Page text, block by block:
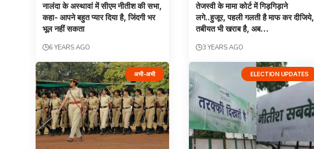
नालंदा के अस्थावां में सीएम नीतीश की सभा,
कहा- आपने बहुत प्यार दिया है, जिंदगी भर
भूल नहीं सकता
6 YEARS AGO
तेजस्वी के मामा कोर्ट में गिड़गिड़ाने
लगे..हुजूर, पहली गलती है माफ कर दीजिये,
तबीयत भी खराब है, अब…
3 YEARS AGO
अभी-अभी ELECTION UPDATES